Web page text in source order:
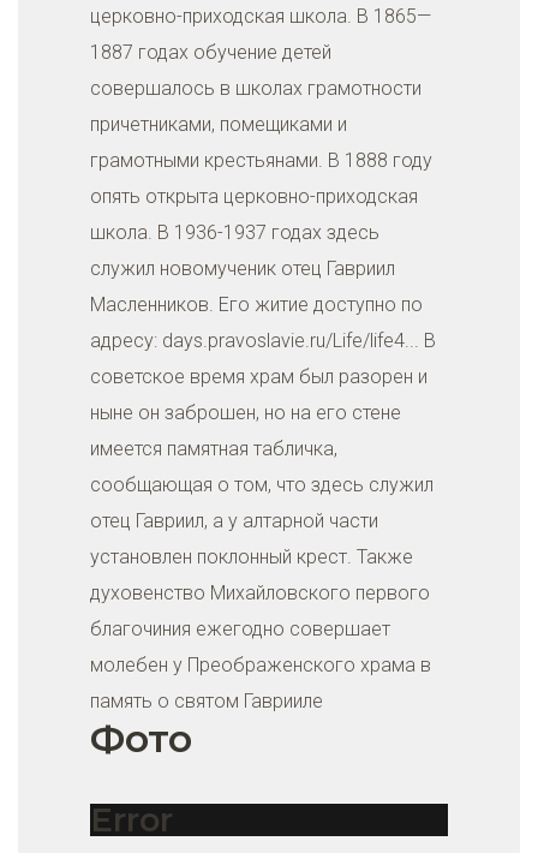
церковно-приходская школа. В 1865—
1887 годах обучение детей
совершалось в школах грамотности
причетниками, помещиками и
грамотными крестьянами. В 1888 году
опять открыта церковно-приходская
школа. В 1936-1937 годах здесь
служил новомученик отец Гавриил
Масленников. Его житие доступно по
адресу: days.pravoslavie.ru/Life/life4... В
советское время храм был разорен и
ныне он заброшен, но на его стене
имеется памятная табличка,
сообщающая о том, что здесь служил
отец Гавриил, а у алтарной части
установлен поклонный крест. Также
духовенство Михайловского первого
благочиния ежегодно совершает
молебен у Преображенского храма в
память о святом Гаврииле
Фото
Error